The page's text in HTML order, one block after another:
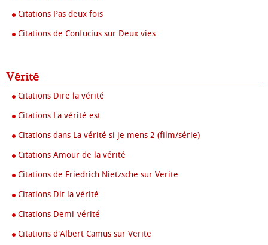
Citations Pas deux fois
Citations de Confucius sur Deux vies
Vérité
Citations Dire la vérité
Citations La vérité est
Citations dans La vérité si je mens 2 (film/série)
Citations Amour de la vérité
Citations de Friedrich Nietzsche sur Verite
Citations Dit la vérité
Citations Demi-vérité
Citations d'Albert Camus sur Verite